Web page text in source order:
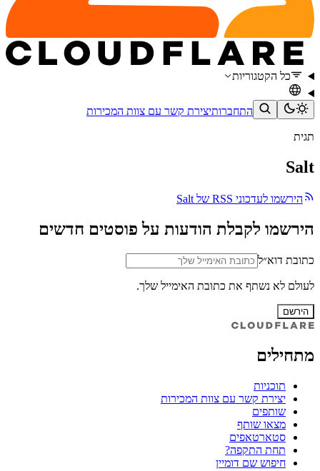
כל הקטגוריות
התחברותיצירת קשר עם צוות המכירות
תגית
Salt
הירשמו לעדכוני RSS של Salt
הירשמו לקבלת הודעות על פוסטים חדשים
כתובת דוא״ל
לעולם לא נשתף את כתובת האימייל שלך.
הירשם
מתחילים
תוכניות
יצירת קשר עם צוות המכירות
שותפים
מצאו שותף
סטארטאפים
תחת התקפה?
חיפוש שם דומיין